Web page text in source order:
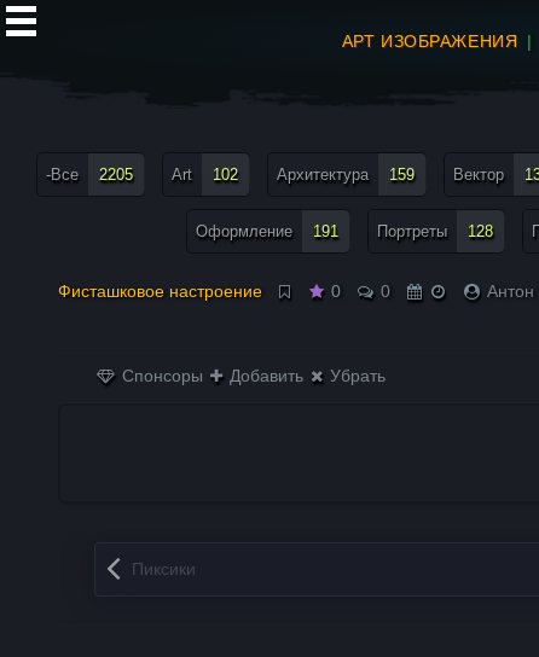
АРТ ИЗОБРАЖЕНИЯ
-Все 2205 Art 102 Архитектура 159 Вектор
Оформление 191 Портреты 128
Фисташковое настроение 0 0 Антон
Спонсоры Добавить Убрать
Запись навигация
Пиксики